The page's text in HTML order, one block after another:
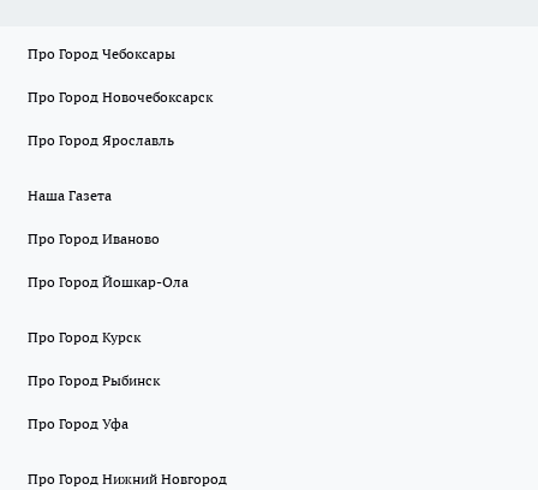
Про Город Чебоксары
Про Город Новочебоксарск
Про Город Ярославль
Наша Газета
Про Город Иваново
Про Город Йошкар-Ола
Про Город Курск
Про Город Рыбинск
Про Город Уфа
Про Город Нижний Новгород